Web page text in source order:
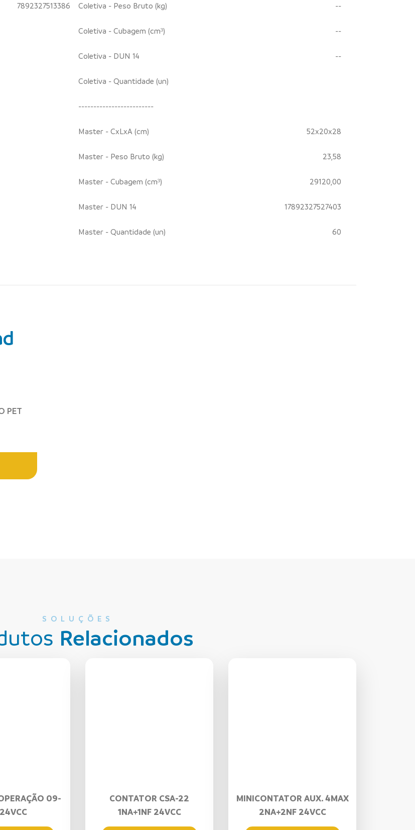
7892327513386 Coletiva - Peso Bruto (kg) --
Coletiva - Cubagem (cm³) --
Coletiva - DUN 14 --
Coletiva - Quantidade (un)
-------------------------
Master - CxLxA (cm) 52x20x28
Master - Peso Bruto (kg) 23,58
Master - Cubagem (cm³) 29120,00
Master - DUN 14 17892327527403
Master - Quantidade (un) 60
PET
SOLUÇÕES
Relacionados
09-
CONTATOR CSA-22
1NA+1NF 24VCC
MINICONTATOR AUX. 4MAX
2NA+2NF 24VCC